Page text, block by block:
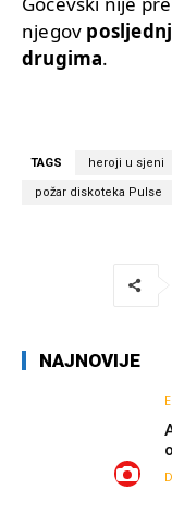
njegov
drugima.
TAGS heroji u sjeni
požar diskoteka Pulse
NAJNOVIJE